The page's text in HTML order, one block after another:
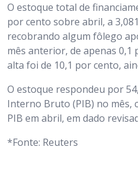
O estoque total de
por cento sobre abril, a
recobrando algum fôlego
mês anterior, de apenas 0,1
alta foi de 10,1 por cento,
O estoque respondeu por
Interno Bruto (PIB) no mês,
PIB em abril, em dado
*Fonte: Reuters